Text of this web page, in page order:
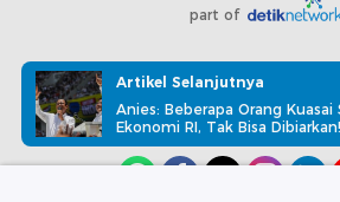
part of
Redaksi Pedoman Media Siber
Info Iklan
Privacy Policy
Artikel Selanjutnya
Anies: Beberapa Orang
Ekonomi RI, Tak Bisa Dibiarkan!